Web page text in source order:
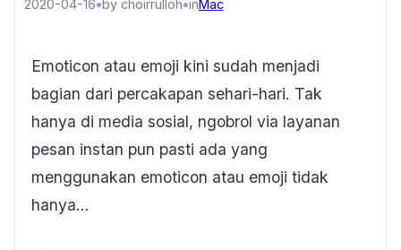
2020-04-16 by choirrulloh inMac
Emoticon atau emoji kini sudah menjadi
bagian dari percakapan sehari-hari. Tak
hanya di media sosial, ngobrol via layanan
pesan instan pun pasti ada yang
menggunakan emoticon atau emoji tidak
hanya…